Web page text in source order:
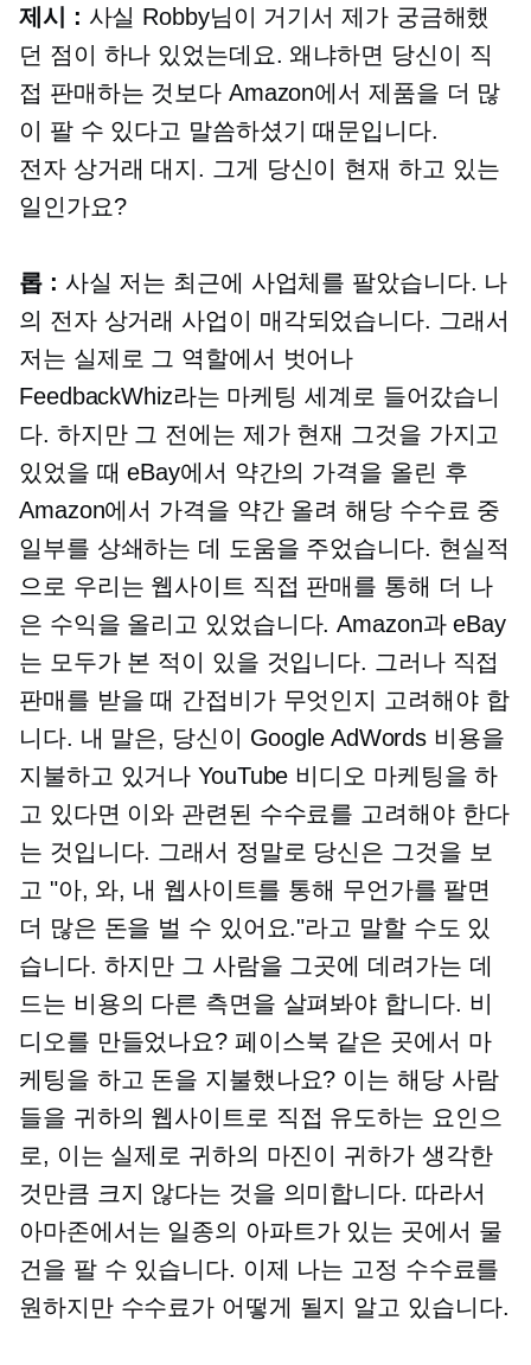
제시 : 사실 Robby님이 거기서 제가 궁금해했
던 점이 하나 있었는데요. 왜냐하면 당신이 직
접 판매하는 것보다 Amazon에서 제품을 더 많
이 팔 수 있다고 말씀하셨기 때문입니다.
전자 상거래 대지. 그게 당신이 현재 하고 있는
일인가요?
롭 : 사실 저는 최근에 사업체를 팔았습니다. 나
의 전자 상거래 사업이 매각되었습니다. 그래서
저는 실제로 그 역할에서 벗어나
FeedbackWhiz라는 마케팅 세계로 들어갔습니
다. 하지만 그 전에는 제가 현재 그것을 가지고
있었을 때 eBay에서 약간의 가격을 올린 후
Amazon에서 가격을 약간 올려 해당 수수료 중
일부를 상쇄하는 데 도움을 주었습니다. 현실적
으로 우리는 웹사이트 직접 판매를 통해 더 나
은 수익을 올리고 있었습니다. Amazon과 eBay
는 모두가 본 적이 있을 것입니다. 그러나 직접
판매를 받을 때 간접비가 무엇인지 고려해야 합
니다. 내 말은, 당신이 Google AdWords 비용을
지불하고 있거나 YouTube 비디오 마케팅을 하
고 있다면 이와 관련된 수수료를 고려해야 한다
는 것입니다. 그래서 정말로 당신은 그것을 보
고 "아, 와, 내 웹사이트를 통해 무언가를 팔면
더 많은 돈을 벌 수 있어요."라고 말할 수도 있
습니다. 하지만 그 사람을 그곳에 데려가는 데
드는 비용의 다른 측면을 살펴봐야 합니다. 비
디오를 만들었나요? 페이스북 같은 곳에서 마
케팅을 하고 돈을 지불했나요? 이는 해당 사람
들을 귀하의 웹사이트로 직접 유도하는 요인으
로, 이는 실제로 귀하의 마진이 귀하가 생각한
것만큼 크지 않다는 것을 의미합니다. 따라서
아마존에서는 일종의 아파트가 있는 곳에서 물
건을 팔 수 있습니다. 이제 나는 고정 수수료를
원하지만 수수료가 어떻게 될지 알고 있습니다.